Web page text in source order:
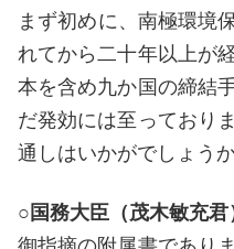
まず初めに、南極環境
れてから二十年以上が
本を含め九か国の締結
だ発効には至っており
通しはいかがでしょうか
○国務大臣（茂木敏充君